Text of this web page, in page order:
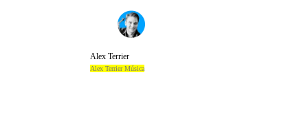
Alex Terrier
Alex Terrier Música